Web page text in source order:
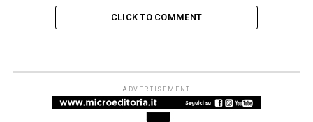
CLICK TO COMMENT
ADVERTISEMENT